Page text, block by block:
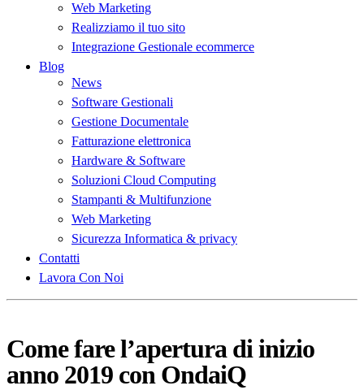
Web Marketing
Realizziamo il tuo sito
Integrazione Gestionale ecommerce
Blog
News
Software Gestionali
Gestione Documentale
Fatturazione elettronica
Hardware & Software
Soluzioni Cloud Computing
Stampanti & Multifunzione
Web Marketing
Sicurezza Informatica & privacy
Contatti
Lavora Con Noi
Come fare l’apertura di inizio
anno 2019 con OndaiQ